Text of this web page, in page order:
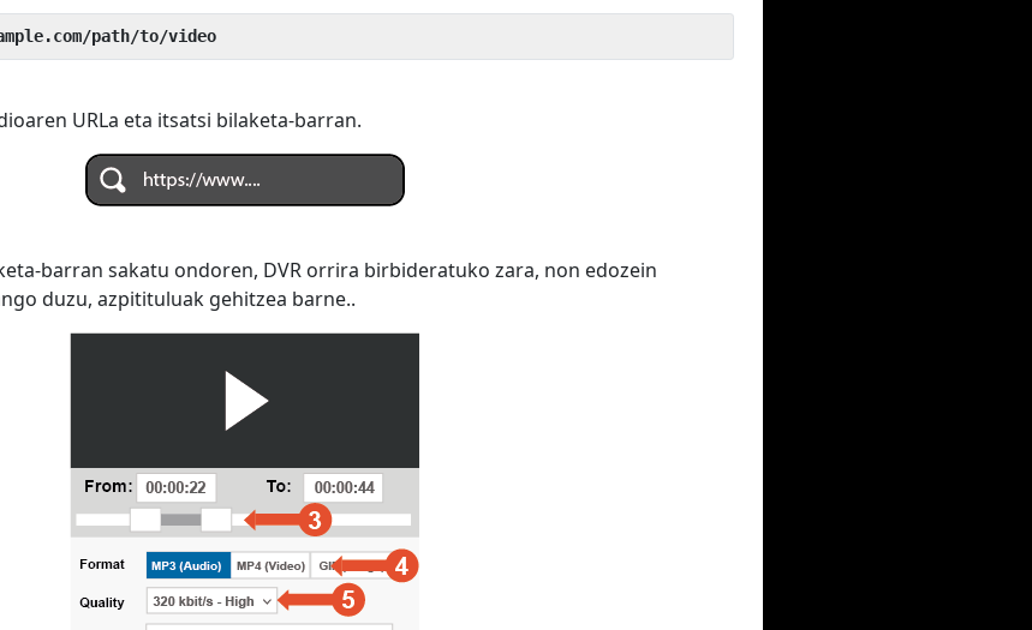
path/to/video
URLa eta itsatsi bilaketa-barran.
barran sakatu ondoren, DVR orrira birbideratuko zara, non edozein
duzu, azpitituluak gehitzea barne..